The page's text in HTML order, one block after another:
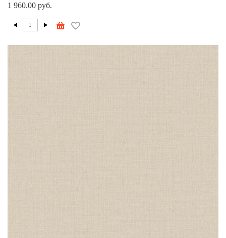
1 960.00 руб.